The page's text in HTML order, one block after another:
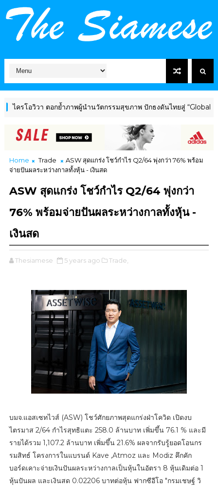
วิวา ตอกย้ำภาพผู้นำนวัตกรรมสุขภาพ ปักธงดันไทยสู่ “Global
Home Trade
ASW สุดแกร่ง โชว์กำไร Q2/64 พุ่งกว่า 76% พร้อม
จ่ายปันผลระหว่างกาลทั้งหุ้น - เงินสด
ASW สุดแกร่ง โชว์กำไร Q2/64 พุ่งกว่า
76% พร้อมจ่ายปันผลระหว่างกาลทั้งหุ้น -
เงินสด
Thesiamese 5 years ago Trade,
บมจ.แอสเซทไวส์ (ASW) โชว์ศักยภาพสุดแกร่งฝ่าโควิด เปิดงบ
ไตรมาส 2/64 กำไรสุทธิแตะ 258.0 ล้านบาท เพิ่มขึ้น 76.1 % และมี
รายได้รวม 1,107.2 ล้านบาท เพิ่มขึ้น 21.6% ผลจากรับรู้ยอดโอนกร
รมสิทธ์ โครงการในแบรนด์ Kave ,Atmoz และ Modiz คึกคัก
บอร์ดเคาะจ่ายเงินปันผลระหว่างกาลเป็นหุ้นในอัตรา 8 หุ้นเดิมต่อ 1
หุ้นปันผล และเงินสด 0.02206 บาทต่อหุ้น ฟากซีอีโอ "กรมเชษฐ์ วิ